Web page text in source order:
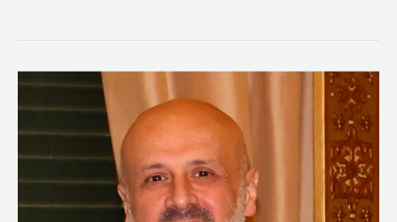
بسام
مولوي:
على
حزب
اللّٰه
وكافة
المجموعات